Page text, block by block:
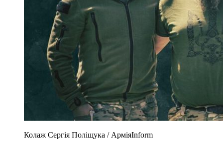
Колаж Сергія Поліщука / АрміяInform